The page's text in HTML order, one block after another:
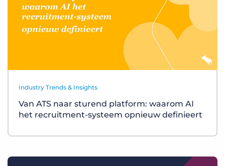
Industry Trends & Insights
Van ATS naar sturend platform: waarom AI
het recruitment-systeem opnieuw definieert